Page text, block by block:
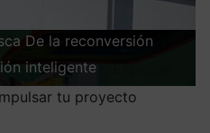
De la reconversión
inteligente
tu proyecto